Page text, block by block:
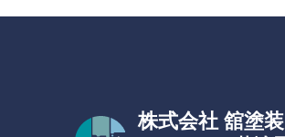
株式会社 舘塗装